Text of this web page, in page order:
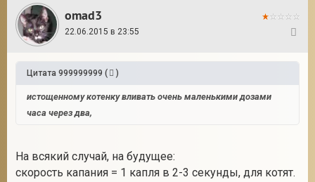
omad3
22.06.2015 в 23:55
Цитата 999999999 ( )
истощенному котенку вливать очень маленькими дозами
часа через два,
На всякий случай, на будущее:
скорость капания = 1 капля в 2-3 секунды, для котят.